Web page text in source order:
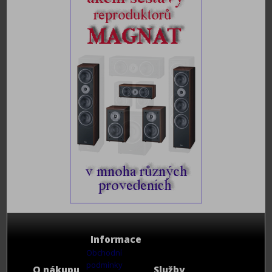
O nákupu
Informace
Obchodní
podmínky
Služby